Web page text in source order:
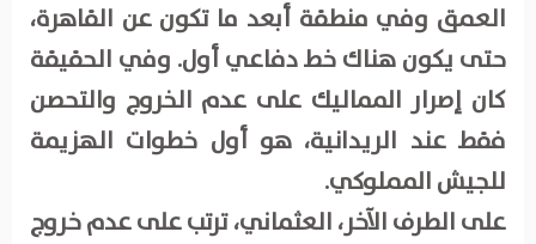
العمق وفي منطقة أبعد ما تكون عن القاهرة،
حتى يكون هناك خط دفاعي أول. وفي الحقيقة
كان إصرار المماليك على عدم الخروج والتحصن
فقط عند الريدانية، هو أول خطوات الهزيمة
للجيش المملوكي.
على الطرف الآخر، العثماني، ترتب على عدم خروج